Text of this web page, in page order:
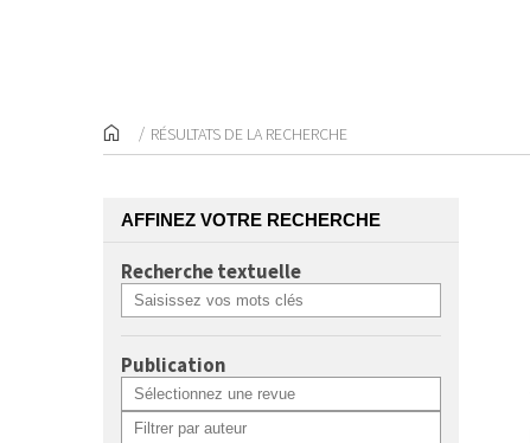
RÉSULTATS DE LA RECHERCHE
AFFINEZ VOTRE RECHERCHE
Recherche textuelle
Publication